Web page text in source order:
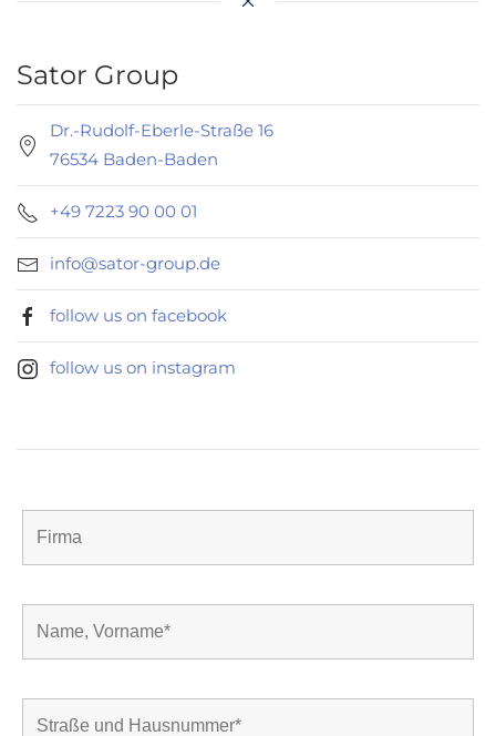
Sator Group
Dr.-Rudolf-Eberle-Straße 16
76534 Baden-Baden
+49 7223 90 00 01
info@sator-group.de
follow us on facebook
follow us on instagram